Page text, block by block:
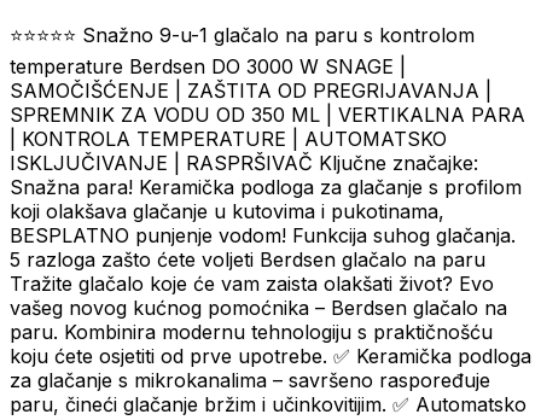
⭐⭐⭐⭐⭐ Snažno 9-u-1 glačalo na paru s kontrolom
temperature Berdsen DO 3000 W SNAGE |
SAMOČIŠĆENJE | ZAŠTITA OD PREGRIJAVANJA |
SPREMNIK ZA VODU OD 350 ML | VERTIKALNA PARA
| KONTROLA TEMPERATURE | AUTOMATSKO
ISKLJUČIVANJE | RASPRŠIVAČ Ključne značajke:
Snažna para! Keramička podloga za glačanje s profilom
koji olakšava glačanje u kutovima i pukotinama,
BESPLATNO punjenje vodom! Funkcija suhog glačanja.
5 razloga zašto ćete voljeti Berdsen glačalo na paru
Tražite glačalo koje će vam zaista olakšati život? Evo
vašeg novog kućnog pomoćnika – Berdsen glačalo na
paru. Kombinira modernu tehnologiju s praktičnošću
koju ćete osjetiti od prve upotrebe. ✅ Keramička podloga
za glačanje s mikrokanalima – savršeno raspoređuje
paru, čineći glačanje bržim i učinkovitijim. ✅ Automatsko